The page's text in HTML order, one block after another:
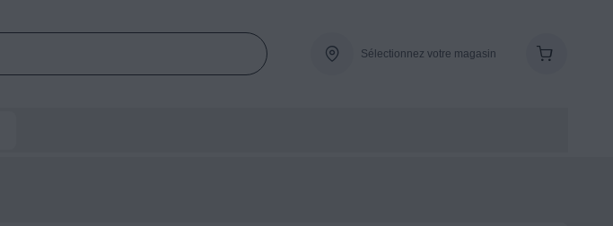
Sélectionnez votre magasin